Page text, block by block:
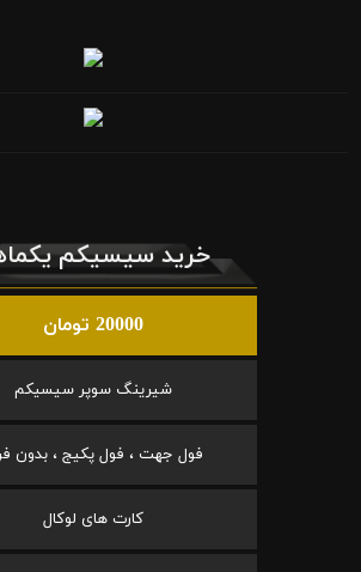
خرید سیسیکم
20000 تومان
شیرینگ سوپر سیسیکم
فول جهت ، فول پکیج ، بدون
کارت های لوکال